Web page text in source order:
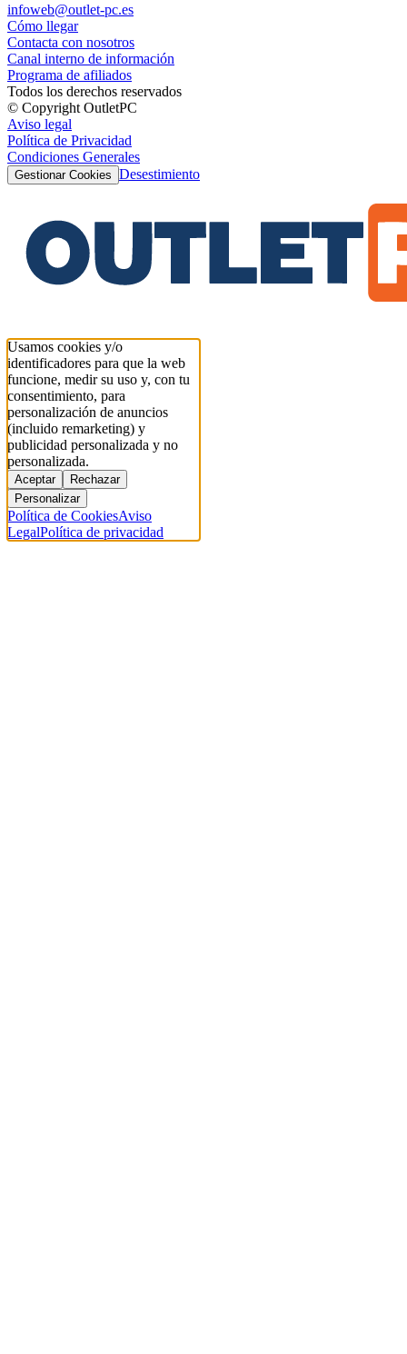
infoweb@outlet-pc.es
Cómo llegar
Contacta con nosotros
Canal interno de información
Programa de afiliados
Todos los derechos reservados
© Copyright OutletPC
Aviso legal
Política de Privacidad
Condiciones Generales
Gestionar Cookies Desestimiento
Usamos cookies y/o
identificadores para que la web
funcione, medir su uso y, con tu
consentimiento, para
personalización de anuncios
(incluido remarketing) y
publicidad personalizada y no
personalizada.
Aceptar
Rechazar
Personalizar
Política de CookiesAviso
LegalPolítica de privacidad